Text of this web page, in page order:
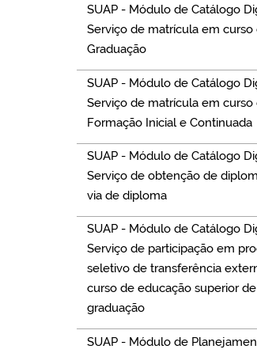
SUAP - Módulo de Catálogo
Serviço de matrícula em curso
Graduação
SUAP - Módulo de Catálogo
Serviço de matrícula em curso
Formação Inicial e Continuada
SUAP - Módulo de Catálogo
Serviço de obtenção de
via de diploma
SUAP - Módulo de Catálogo
Serviço de participação em
seletivo de transferência
curso de educação superior de
graduação
SUAP - Módulo de